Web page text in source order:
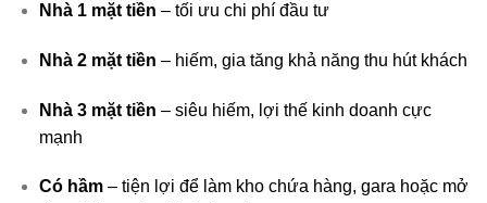
Nhà 1 mặt tiền – tối ưu chi phí đầu tư
Nhà 2 mặt tiền – hiếm, gia tăng khả năng thu hút khách
Nhà 3 mặt tiền – siêu hiếm, lợi thế kinh doanh cực
mạnh
Có hầm– tiện lợi để làm kho chứa hàng, gara hoặc mở